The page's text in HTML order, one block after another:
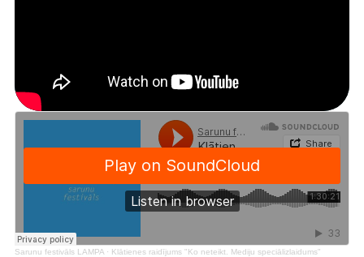
ThreadsFacebookYoutube
X Instagram
Flick
Sarunu festivāls LAMPA · Klātienes raidījums "Ko neteikt. Mediju speciālizlaidums"